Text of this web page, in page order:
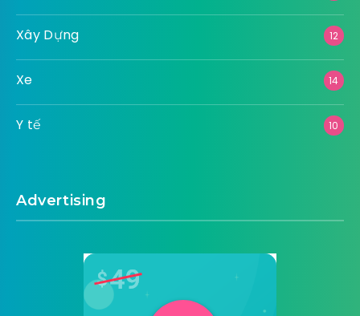
Xây Dựng 12
Xe 14
Y tế 10
Advertising